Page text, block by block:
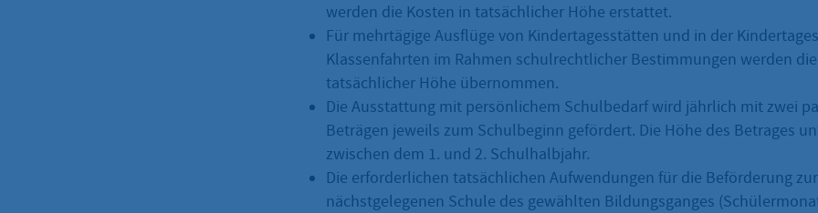
werden die Kosten in tatsächlicher Höhe erstattet.
Für mehrtägige Ausflüge von Kindertagesstätten und in der
Klassenfahrten im Rahmen schulrechtlicher Bestimmungen werden
tatsächlicher Höhe übernommen.
Die Ausstattung mit persönlichem Schulbedarf wird jährlich mit zwei
Beträgen jeweils zum Schulbeginn gefördert. Die Höhe des Betrages
zwischen dem 1. und 2. Schulhalbjahr.
Die erforderlichen tatsächlichen Aufwendungen für die Beförderung zur
nächstgelegenen Schule des gewählten Bildungsganges